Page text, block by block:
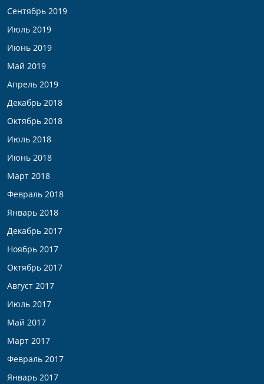
Сентябрь 2019
Июль 2019
Июнь 2019
Май 2019
Апрель 2019
Декабрь 2018
Октябрь 2018
Июль 2018
Июнь 2018
Март 2018
Февраль 2018
Январь 2018
Декабрь 2017
Ноябрь 2017
Октябрь 2017
Август 2017
Июль 2017
Май 2017
Март 2017
Февраль 2017
Январь 2017